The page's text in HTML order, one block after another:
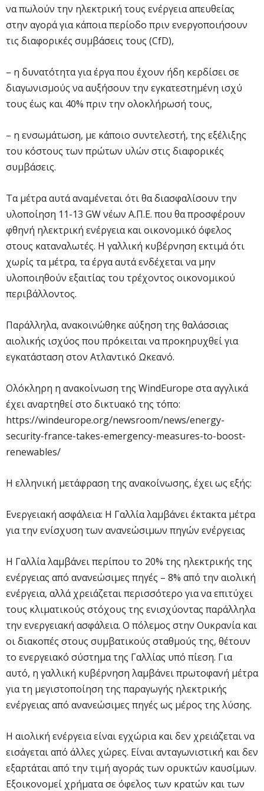
να πωλούν την ηλεκτρική τους ενέργεια απευθείας
στην αγορά για κάποια περίοδο πριν ενεργοποιήσουν
τις διαφορικές συμβάσεις τους (CfD),
– η δυνατότητα για έργα που έχουν ήδη κερδίσει σε
διαγωνισμούς να αυξήσουν την εγκατεστημένη ισχύ
τους έως και 40% πριν την ολοκλήρωσή τους,
– η ενσωμάτωση, με κάποιο συντελεστή, της εξέλιξης
του κόστους των πρώτων υλών στις διαφορικές
συμβάσεις.
Τα μέτρα αυτά αναμένεται ότι θα διασφαλίσουν την
υλοποίηση 11-13 GW νέων Α.Π.Ε. που θα προσφέρουν
φθηνή ηλεκτρική ενέργεια και οικονομικό όφελος
στους καταναλωτές. Η γαλλική κυβέρνηση εκτιμά ότι
χωρίς τα μέτρα, τα έργα αυτά ενδέχεται να μην
υλοποιηθούν εξαιτίας του τρέχοντος οικονομικού
περιβάλλοντος.
Παράλληλα, ανακοινώθηκε αύξηση της θαλάσσιας
αιολικής ισχύος που πρόκειται να προκηρυχθεί για
εγκατάσταση στον Ατλαντικό Ωκεανό.
Ολόκληρη η ανακοίνωση της WindEurope στα αγγλικά
έχει αναρτηθεί στο δικτυακό της τόπο:
https://windeurope.org/newsroom/news/energy-
security-france-takes-emergency-measures-to-boost-
renewables/
Η ελληνική μετάφραση της ανακοίνωσης, έχει ως εξής:
Ενεργειακή ασφάλεια: Η Γαλλία λαμβάνει έκτακτα μέτρα
για την ενίσχυση των ανανεώσιμων πηγών ενέργειας
Η Γαλλία λαμβάνει περίπου το 20% της ηλεκτρικής της
ενέργειας από ανανεώσιμες πηγές – 8% από την αιολική
ενέργεια, αλλά χρειάζεται περισσότερο για να επιτύχει
τους κλιματικούς στόχους της ενισχύοντας παράλληλα
την ενεργειακή ασφάλεια. Ο πόλεμος στην Ουκρανία και
οι διακοπές στους συμβατικούς σταθμούς της, θέτουν
το ενεργειακό σύστημα της Γαλλίας υπό πίεση. Για
αυτό, η γαλλική κυβέρνηση λαμβάνει πρωτοφανή μέτρα
για τη μεγιστοποίηση της παραγωγής ηλεκτρικής
ενέργειας από ανανεώσιμες πηγές ως μέρος της λύσης.
Η αιολική ενέργεια είναι εγχώρια και δεν χρειάζεται να
εισάγεται από άλλες χώρες. Είναι ανταγωνιστική και δεν
εξαρτάται από την τιμή αγοράς των ορυκτών καυσίμων.
Εξοικονομεί χρήματα σε όφελος των κρατών και των